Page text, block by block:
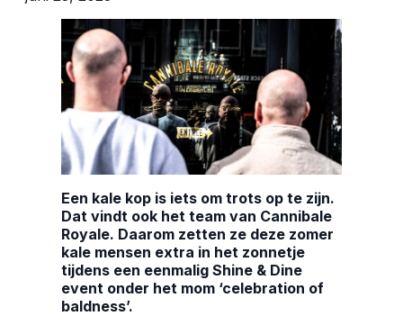
Een kale kop is iets om trots op te zijn.
Dat vindt ook het team van Cannibale
Royale. Daarom zetten ze deze zomer
kale mensen extra in het zonnetje
tijdens een eenmalig Shine & Dine
event onder het mom ‘celebration of
baldness’.